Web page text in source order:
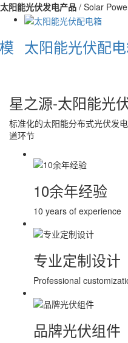
太阳能光伏发电产品 / Solar
太阳能光伏配
星之源-太阳能光
标准化的太阳能分布式光伏发
道环节
10余年经验
10 years of experience
专业定制设计
Professional
品牌光伏组件